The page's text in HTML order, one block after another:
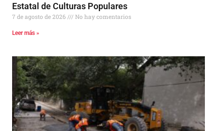
Estatal de Culturas Populares
7 de agosto de 2026 No hay comentarios
Leer más »